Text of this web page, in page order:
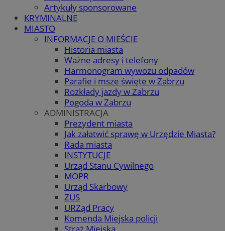
Artykuły sponsorowane
KRYMINALNE
MIASTO
INFORMACJE O MIEŚCIE
Historia miasta
Ważne adresy i telefony
Harmonogram wywozu odpadów
Parafie i msze święte w Zabrzu
Rozkłady jazdy w Zabrzu
Pogoda w Zabrzu
ADMINISTRACJA
Prezydent miasta
Jak załatwić sprawę w Urzędzie Miasta?
Rada miasta
INSTYTUCJE
Urząd Stanu Cywilnego
MOPR
Urząd Skarbowy
ZUS
URZąd Pracy
Komenda Miejska policji